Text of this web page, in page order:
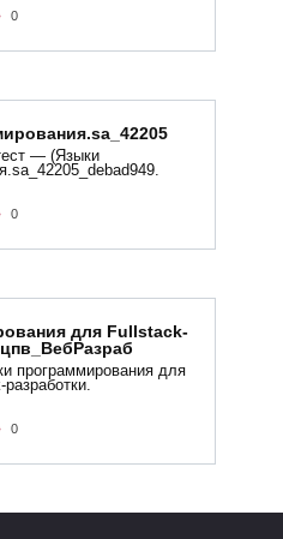
0
— (Языки
0
для Fullstack-
программирования для
0